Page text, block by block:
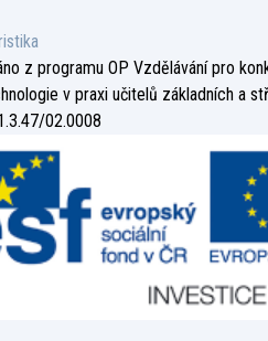
z programu OP Vzdělávání pro
v praxi učitelů základních a
02.0008